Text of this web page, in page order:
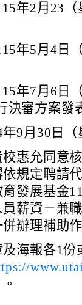
年2月23
年5月4日
年7月6日
決審方案發
9月30日
惠允同意
規定聘請
發展基金
薪資－兼
辦理補助
海報各1